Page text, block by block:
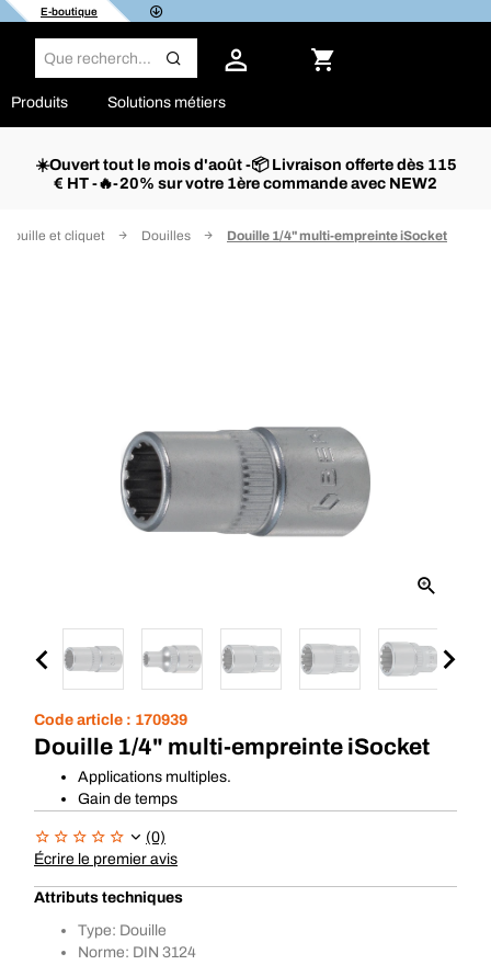
E-boutique
Produits Solutions métiers
☀️Ouvert tout le mois d'août -📦 Livraison offerte dès 115
€ HT -🔥-20% sur votre 1ère commande avec NEW2
Douille et cliquet Douilles Douille 1/4" multi-empreinte iSocket
Code article : 170939
Douille 1/4" multi-empreinte iSocket
Applications multiples.
Gain de temps
(0)
Écrire le premier avis
Attributs techniques
Type: Douille
Norme: DIN 3124